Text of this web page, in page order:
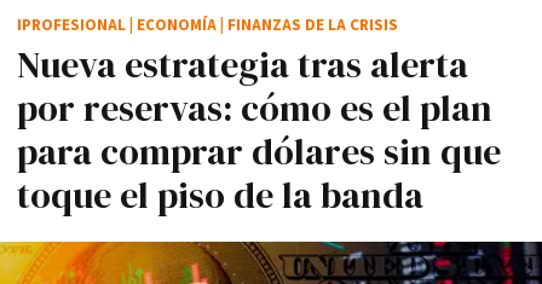
Nueva estrategia tras alerta
por reservas: cómo es el plan
para comprar dólares sin que
toque el piso de la banda
IPROFESIONAL ECONOMÍA FINANZAS DE LA CRISIS